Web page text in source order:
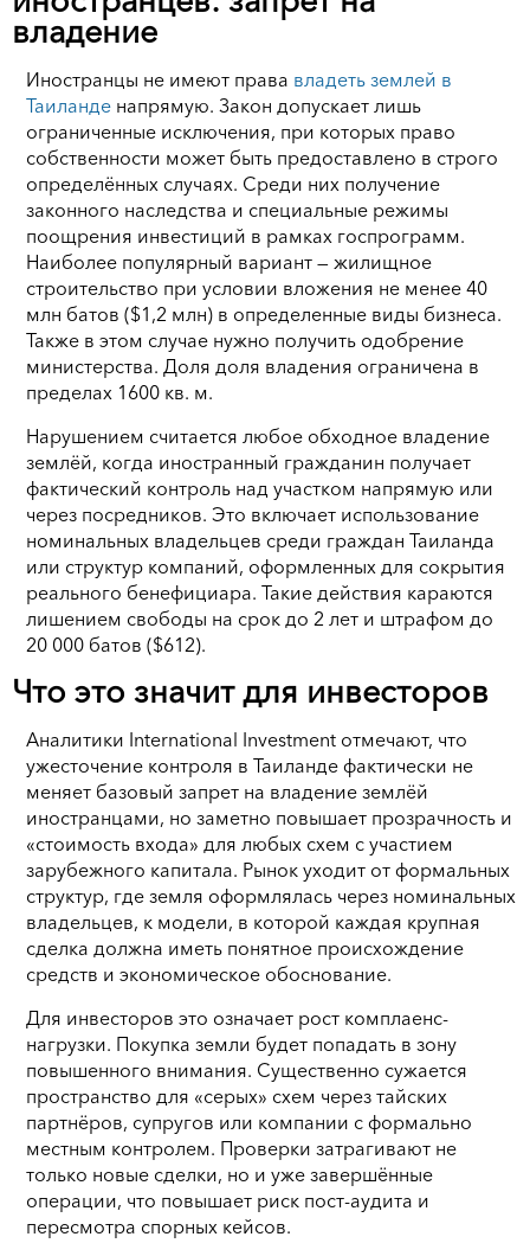
владение
Иностранцы не имеют права владеть землей в
Таиланде напрямую. Закон допускает лишь
ограниченные исключения, при которых право
собственности может быть предоставлено в строго
определённых случаях. Среди них получение
законного наследства и специальные режимы
поощрения инвестиций в рамках госпрограмм.
Наиболее популярный вариант — жилищное
строительство при условии вложения не менее 40
млн батов ($1,2 млн) в определенные виды бизнеса.
Также в этом случае нужно получить одобрение
министерства. Доля доля владения ограничена в
пределах 1600 кв. м.
Нарушением считается любое обходное владение
землёй, когда иностранный гражданин получает
фактический контроль над участком напрямую или
через посредников. Это включает использование
номинальных владельцев среди граждан Таиланда
или структур компаний, оформленных для сокрытия
реального бенефициара. Такие действия караются
лишением свободы на срок до 2 лет и штрафом до
20 000 батов ($612).
Что это значит для инвесторов
Аналитики International Investment отмечают, что
ужесточение контроля в Таиланде фактически не
меняет базовый запрет на владение землёй
иностранцами, но заметно повышает прозрачность и
«стоимость входа» для любых схем с участием
зарубежного капитала. Рынок уходит от формальных
структур, где земля оформлялась через номинальных
владельцев, к модели, в которой каждая крупная
сделка должна иметь понятное происхождение
средств и экономическое обоснование.
Для инвесторов это означает рост комплаенс-
нагрузки. Покупка земли будет попадать в зону
повышенного внимания. Существенно сужается
пространство для «серых» схем через тайских
партнёров, супругов или компании с формально
местным контролем. Проверки затрагивают не
только новые сделки, но и уже завершённые
операции, что повышает риск пост-аудита и
пересмотра спорных кейсов.